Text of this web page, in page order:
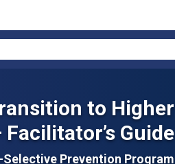
to Higher
Guide
Prevention Program